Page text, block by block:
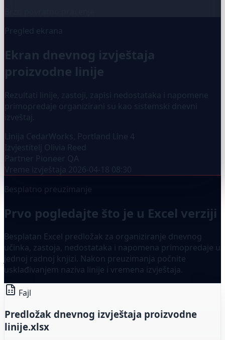
Pregled ekrana
Ekran dnevnog izvještaja
proizvodne linije
Rezultati linije, zastoji, zapisi nedostataka i napomene
primopredaje organizirani su kao sistemski dnevni
izveštaj.
Linija CedarWorks, Portland Line 4
Izvjestitelj
Olivia Reed
Partner Pioneer QA
Vreme izvještaja 2026-04-18 08:30
Besplatno preuzimanje
Prvo pogledajte što je u Excel verziji
Besplatan Excel predložak za organiziranje dnevnog
učinka, zastoja, nedostataka i napomena primopredaje u
jednoj radnoj knjizi. Nakon preuzimanja počnite
usklađivanjem naziva linije i vremena izvještaja.
Fajl
Predložak dnevnog izvještaja proizvodne
linije.xlsx